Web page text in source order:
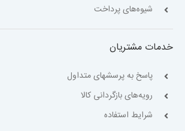
شیوه‌های پرداخت
خدمات مشتریان
پاسخ به پرسشهای متداول
رویه‌های بازگردانی کالا
شرایط استفاده